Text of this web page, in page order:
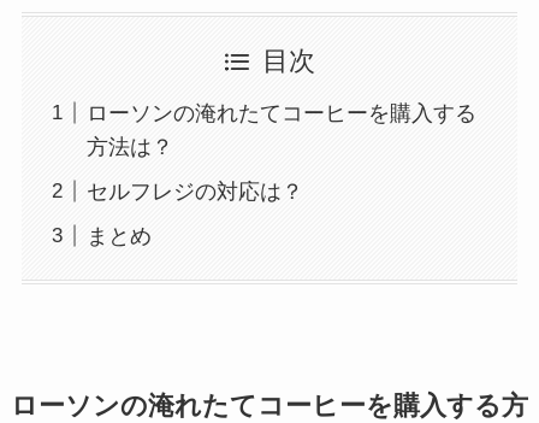
目次
ローソンの淹れたてコーヒーを購入する
方法は？
セルフレジの対応は？
まとめ
ローソンの淹れたてコーヒーを購入する方